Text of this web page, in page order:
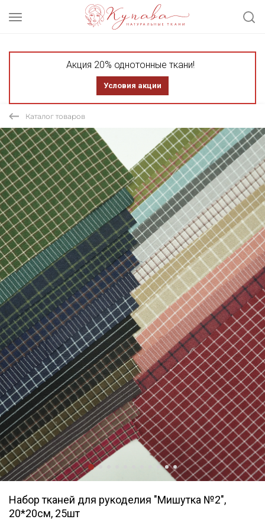
Акция 20% однотонные ткани!
Условия акции
Каталог товаров
Набор тканей для рукоделия "Мишутка №2",
20*20см, 25шт